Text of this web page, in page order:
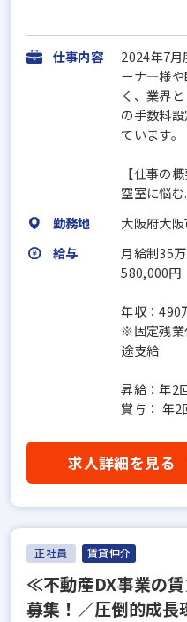
仕事内容
2024年7月
ーナ―様や
く、業界
の手数料
ています。
【仕事の概
空室に悩む
勤務地
大阪府大
給与
月給制35
580,000円
年収：490
※固定残業
途支給
昇給：年2
賞与： 年2
求人詳細を見る
正社員 賃貸仲介
≪不動産DX事業の
募集！／圧倒的成